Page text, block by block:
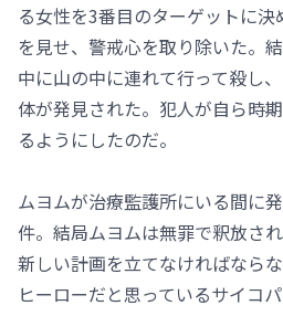
る女性を3番目のターゲットに
を見せ、警戒心を取り除いた。
中に山の中に連れて行って殺し
体が発見された。犯人が自ら時
るようにしたのだ。
ムヨムが治療監護所にいる間に
件。結局ムヨムは無罪で釈放さ
新しい計画を立てなければなら
ヒーローだと思っているサイコ